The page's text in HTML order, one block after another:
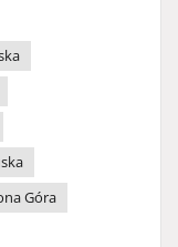
Góra